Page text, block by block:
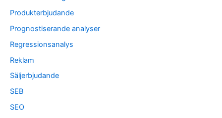
Produkterbjudande
Prognostiserande analyser
Regressionsanalys
Reklam
Säljerbjudande
SEB
SEO